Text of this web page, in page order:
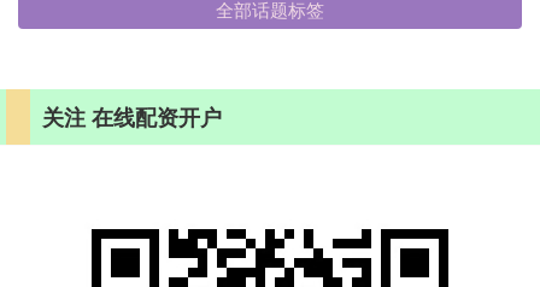
全部话题标签
关注 在线配资开户